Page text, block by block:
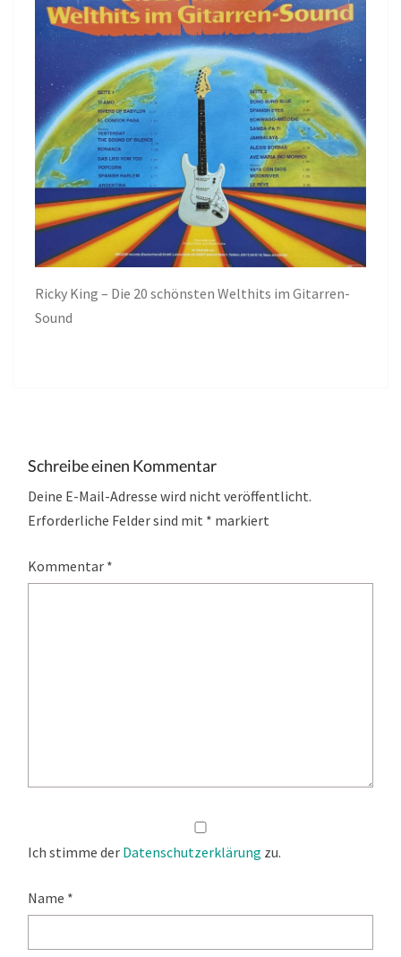
Ricky King – Die 20 schönsten Welthits im Gitarren-
Sound
Schreibe einen Kommentar
Deine E-Mail-Adresse wird nicht veröffentlicht.
Erforderliche Felder sind mit * markiert
Kommentar *
Ich stimme der Datenschutzerklärung zu.
Name *